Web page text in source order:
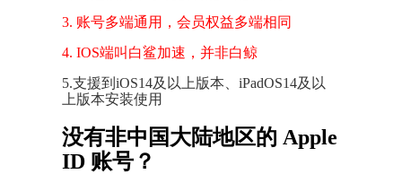
3. 账号多端通用，会员权益多端相同
4. IOS端叫白鲨加速，并非白鲸
5.支援到iOS14及以上版本、iPadOS14及以
上版本安装使用
没有非中国大陆地区的 Apple
ID 账号？